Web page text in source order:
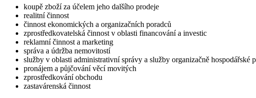
koupě zboží za účelem jeho dalšího prodeje
realitní činnost
činnost ekonomických a organizačních poradců
zprostředkovatelská činnost v oblasti financování a investic
reklamní činnost a marketing
správa a údržba nemovitostí
služby v oblasti administrativní správy a služby organizačně
pronájem a půjčování věcí movitých
zprostředkování obchodu
zastavárenská činnost